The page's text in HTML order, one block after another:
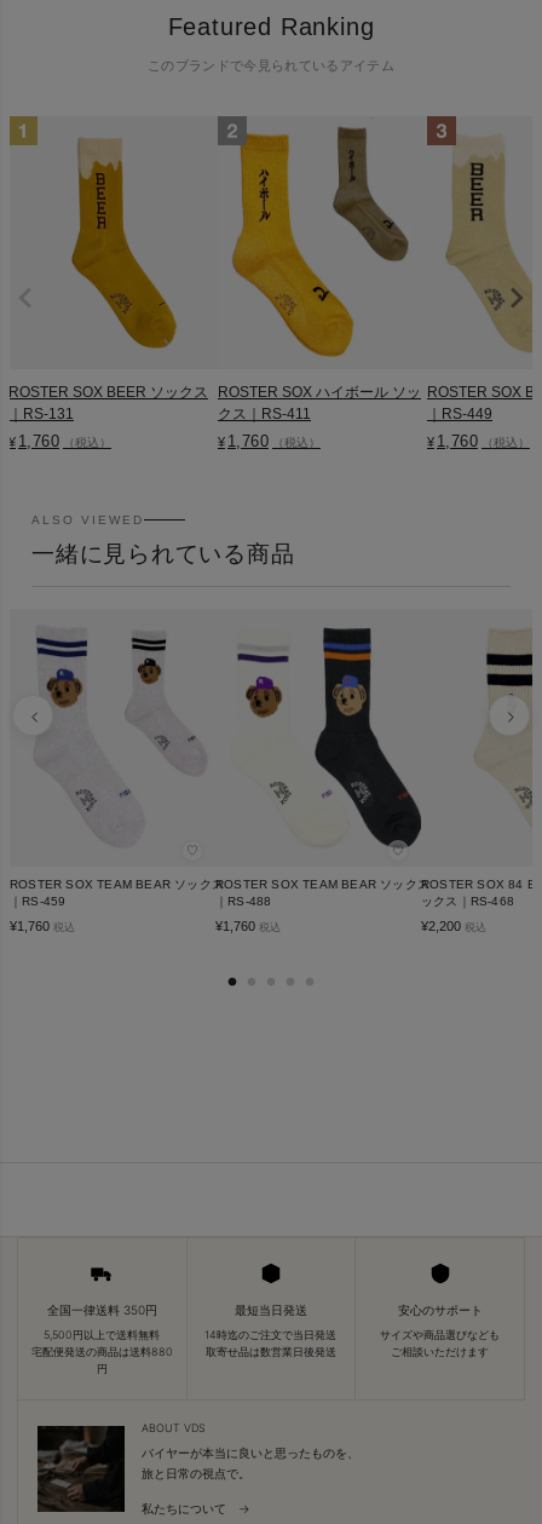
Featured Ranking
このブランドで今見られているアイテム
ROSTER SOX BEER ソックス
｜RS-131
¥ 1,760 （税込）
ROSTER SOX ハイボール ソッ
クス｜RS-411
¥ 1,760 （税込）
ROSTER SOX
｜RS-449
¥ 1,760 （税込）
ALSO VIEWED
一緒に見られている商品
♡
ROSTER SOX TEAM BEAR ソックス
｜RS-459
¥1,760 税込
♡
ROSTER SOX TEAM BEAR ソックス
｜RS-488
¥1,760 税込
ROSTER SOX 84
ックス｜RS-468
¥2,200 税込
全国一律送料 350円
5,500円以上で送料無料
宅配便発送の商品は送料880
円
最短当日発送
14時迄のご注文で当日発送
取寄せ品は数営業日後発送
安心のサポート
サイズや商品選びなども
ご相談いただけます
ABOUT VDS
バイヤーが本当に良いと思ったものを、
旅と日常の視点で。
私たちについて →